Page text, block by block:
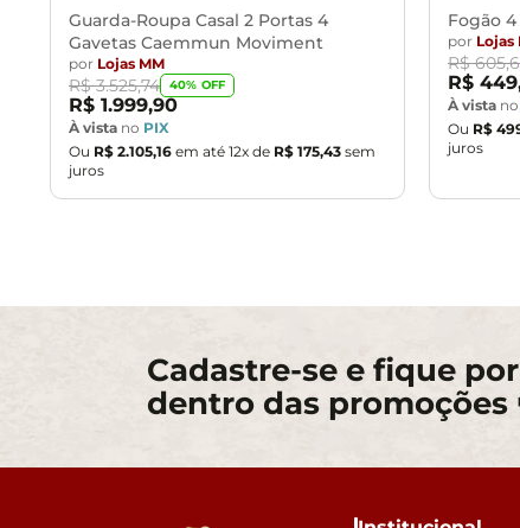
- Confira as dimensões do produto no momento da
desagrados ou imprevistos com a entrega do produto.
Guarda-Roupa Casal 2 Portas 4
Gavetas Caemmun Moviment
por Lojas MM
R$ 3.525,74 40% OFF
R$ 1.999,90
À vista no PIX
Ou R$ 2.105,16 em até 12x de R$ 175,43 sem
juros
Fogão
por Lojas
R$ 605,
R$ 449
À vista no
Ou R$
juros
Cadastre-se e fique por
dentro das promoções